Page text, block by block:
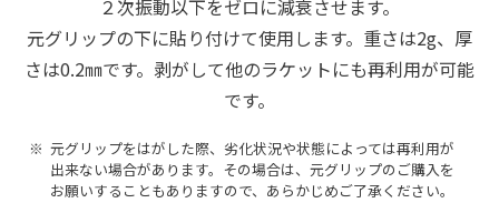
２次振動以下をゼロに減衰させます。
元グリップの下に貼り付けて使用します。重さは2g、厚
さは0.2㎜です。剥がして他のラケットにも再利用が可能
です。
元グリップをはがした際、劣化状況や状態によっては再利用が
出来ない場合があります。 その場合は、元グリップのご購入を
お願いすることもありますので、あらかじめご了承ください。